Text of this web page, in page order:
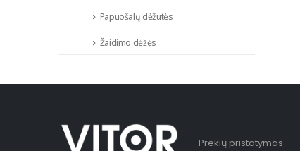
Papuošalų dėžutės
Žaidimo dėžės
Prekių pristatymas